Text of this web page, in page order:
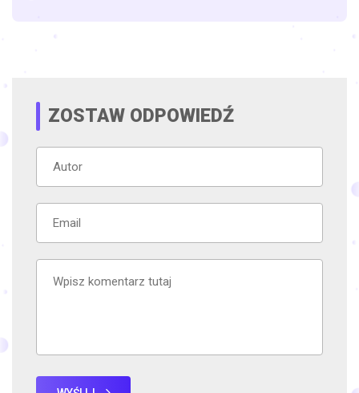
ZOSTAW ODPOWIEDŹ